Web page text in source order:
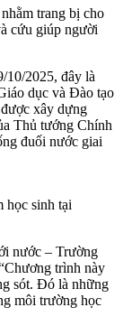
trang bị cho
cứu giúp người
2025, đây là
dục và Đào tạo
xây dựng
Thủ tướng Chính
đuối nước giai
học sinh tại
nước – Trường
trình này
sót. Đó là những
môi trường học